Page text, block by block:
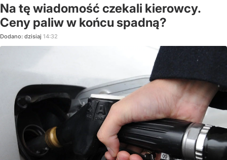
Na tę wiadomość czekali kierowcy.
Ceny paliw w końcu spadną?
Dodano: dzisiaj 14:32